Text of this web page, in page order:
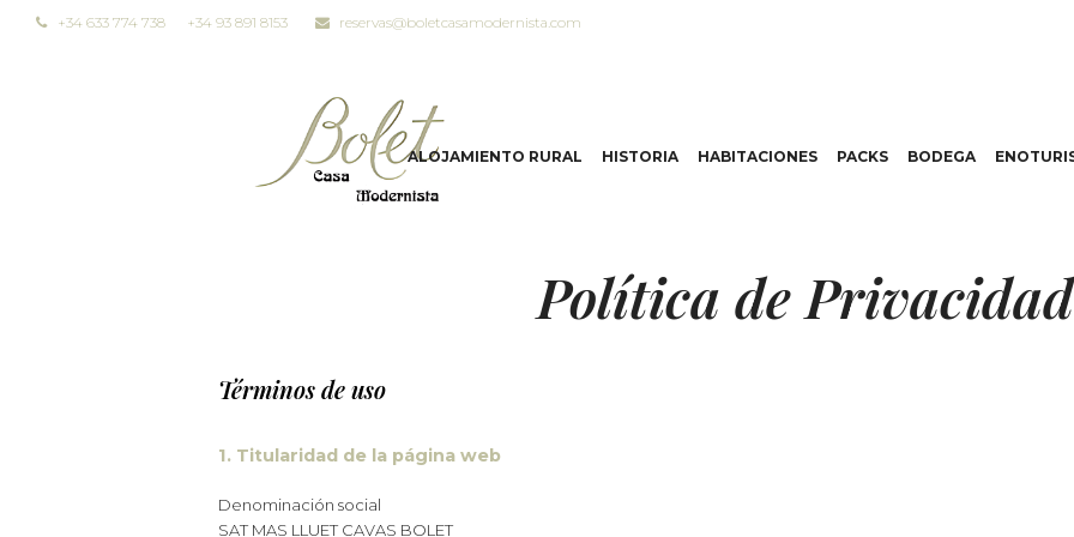
+34 633 774 738 +34 93 891 8153 reservas@boletcasamodernista.com
ALOJAMIENTO RURAL HISTORIA HABITACIONES PACKS BODEGA
Política de Privacidad
Términos de uso
1. Titularidad de la página web
Denominación social
SAT MAS LLUET CAVAS BOLET